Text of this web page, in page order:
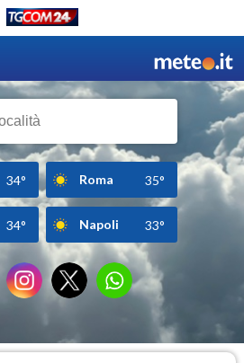
34° Roma 35°
34° Napoli 33°